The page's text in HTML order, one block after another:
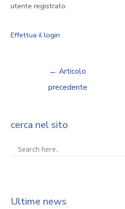
utente registrato
Effettua il login
← Articolo
precedente
cerca nel sito
Ultime news